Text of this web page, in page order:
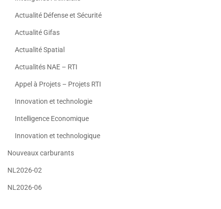
Actualité Défense et Sécurité
Actualité Gifas
Actualité Spatial
Actualités NAE – RTI
Appel à Projets – Projets RTI
Innovation et technologie
Intelligence Economique
Innovation et technologique
Nouveaux carburants
NL2026-02
NL2026-06